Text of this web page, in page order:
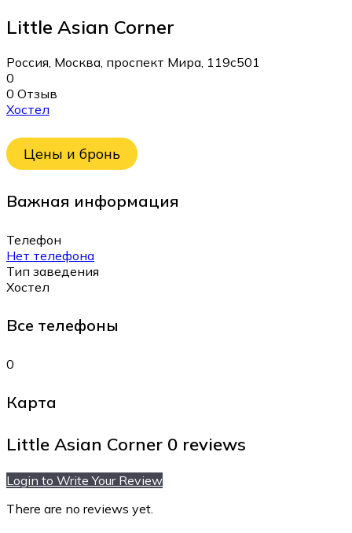
Little Asian Corner
Россия, Москва, проспект Мира, 119с501
0
0 Отзыв
Хостел
Цены и бронь
Важная информация
Телефон
Нет телефона
Тип заведения
Хостел
Все телефоны
0
Карта
Little Asian Corner 0 reviews
Login to Write Your Review
There are no reviews yet.